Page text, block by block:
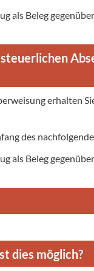
als Beleg
erhalten
des
als Beleg
dies möglich?